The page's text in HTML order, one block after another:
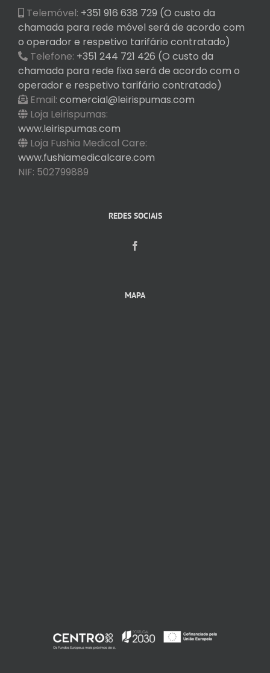
Telemóvel: +351 916 638 729 (O custo da
chamada para rede móvel será de acordo com
o operador e respetivo tarifário contratado)
Telefone: +351 244 721 426 (O custo da
chamada para rede fixa será de acordo com o
operador e respetivo tarifário contratado)
Email: comercial@leirispumas.com
Loja Leirispumas:
www.leirispumas.com
Loja Fushia Medical Care:
www.fushiamedicalcare.com
NIF: 502799889
REDES SOCIAIS
MAPA